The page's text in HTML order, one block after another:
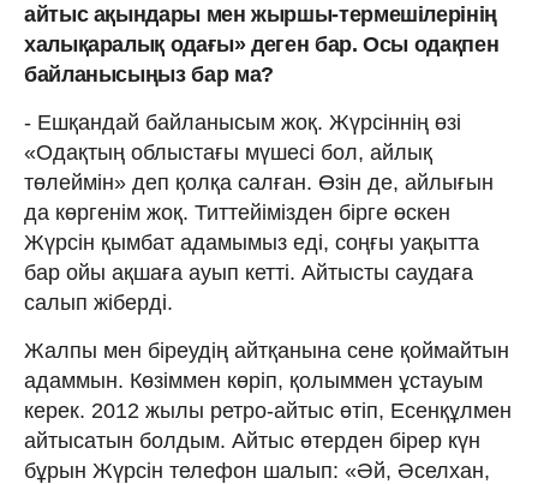
айтыс ақындары мен жыршы-термешілерінің
халықаралық одағы» деген бар. Осы одақпен
байланысыңыз бар ма?
- Ешқандай байланысым жоқ. Жүрсіннің өзі
«Одақтың облыстағы мүшесі бол, айлық
төлеймін» деп қолқа салған. Өзін де, айлығын
да көргенім жоқ. Титтейімізден бірге өскен
Жүрсін қымбат адамымыз еді, соңғы уақытта
бар ойы ақшаға ауып кетті. Айтысты саудаға
салып жіберді.
Жалпы мен біреудің айтқанына сене қоймайтын
адаммын. Көзіммен көріп, қолыммен ұстауым
керек. 2012 жылы ретро-айтыс өтіп, Есенқұлмен
айтысатын болдым. Айтыс өтерден бірер күн
бұрын Жүрсін телефон шалып: «Әй, Әселхан,